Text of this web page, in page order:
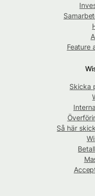
Feature
Skicka
Så här